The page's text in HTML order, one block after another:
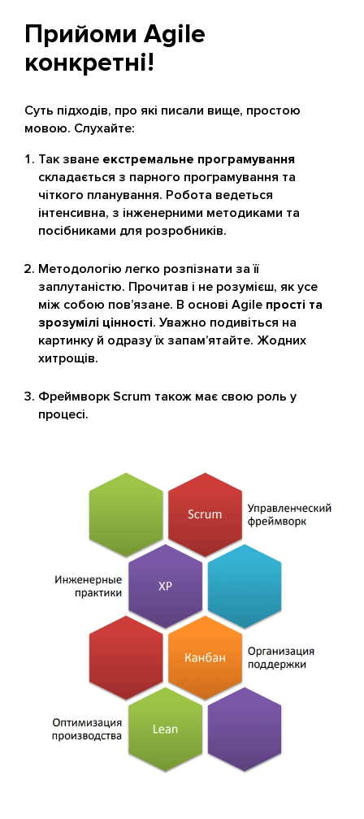
Прийоми Agile
конкретні!
Суть підходів, про які писали вище, простою
мовою. Слухайте:
Так зване екстремальне програмування
складається з парного програмування та
чіткого планування. Робота ведеться
інтенсивна, з інженерними методиками та
посібниками для розробників.
Методологію легко розпізнати за її
заплутаністю. Прочитав і не розумієш, як усе
між собою пов’язане. В основі Agile прості та
зрозумілі цінності. Уважно подивіться на
картинку й одразу їх запам’ятайте. Жодних
хитрощів.
Фреймворк Scrum також має свою роль у
процесі.